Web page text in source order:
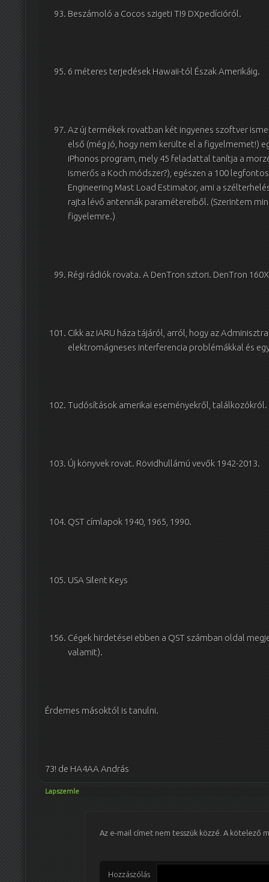
Beszámoló a Cocos szigeti TI9 DXpedícióról.
6 méteres terjedések Hawaii-tól Észak Amerikáig.
Az új termékek rovatban két ingyenes szoftver
első (még jó, hogy nem kerülte el a figyelmemet!)
iPhonos program, mely 45 feladattal tanítja a
ismerős a Koch módszer?), egészen a 100
Engineering Mast Load Estimator, ami a
rajta lévő antennák paramétereiből. (Szerintem
figyelemre.)
Régi rádiók rovata. A DenTron sztori. DenTron
Cikk az IARU háza tájáról, arról, hogy az
elektromágneses interferencia problémákkal és
Tudósítások amerikai eseményekről, találkozókról.
Új könyvek rovat. Rövidhullámú vevők 1942-2013.
QST címlapok 1940, 1965, 1990.
USA Silent Keys
Cégek hirdetései ebben a QST számban oldal
valamit).
Érdemes másoktól is tanulni.
73! de HA4AA András
Lapszemle
Az e-mail címet nem tesszük közzé. A kötelező
Hozzászólás